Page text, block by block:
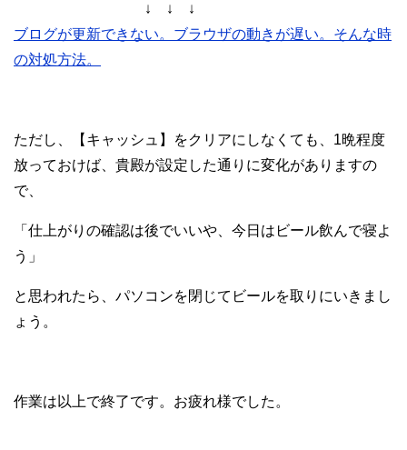
↓ ↓ ↓
ブログが更新できない。ブラウザの動きが遅い。そんな時
の対処方法。
ただし、【キャッシュ】をクリアにしなくても、1晩程度
放っておけば、貴殿が設定した通りに変化がありますの
で、
「仕上がりの確認は後でいいや、今日はビール飲んで寝よ
う」
と思われたら、パソコンを閉じてビールを取りにいきまし
ょう。
作業は以上で終了です。お疲れ様でした。